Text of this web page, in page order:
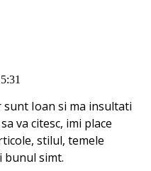
Ioan si ma insultati
va citesc, imi place
stilul, temele
bunul simt.